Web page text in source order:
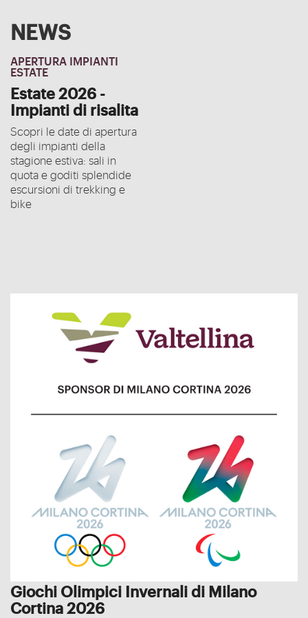
NEWS
APERTURA IMPIANTI
ESTATE
Estate 2026 -
Impianti di risalita
Scopri le date di apertura
degli impianti della
stagione estiva: sali in
quota e goditi splendide
escursioni di trekking e
bike
Giochi Olimpici Invernali di Milano
Cortina 2026